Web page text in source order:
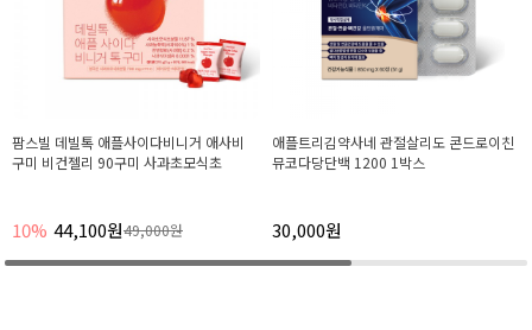
팜스빌 데빌톡 애플사이다비니거 애사비
구미 비건젤리 90구미 사과초모식초
10% 44,100원49,000원
애플트리김약사네 관절살리도 콘드로이친
뮤코다당단백 1200 1박스
30,000원